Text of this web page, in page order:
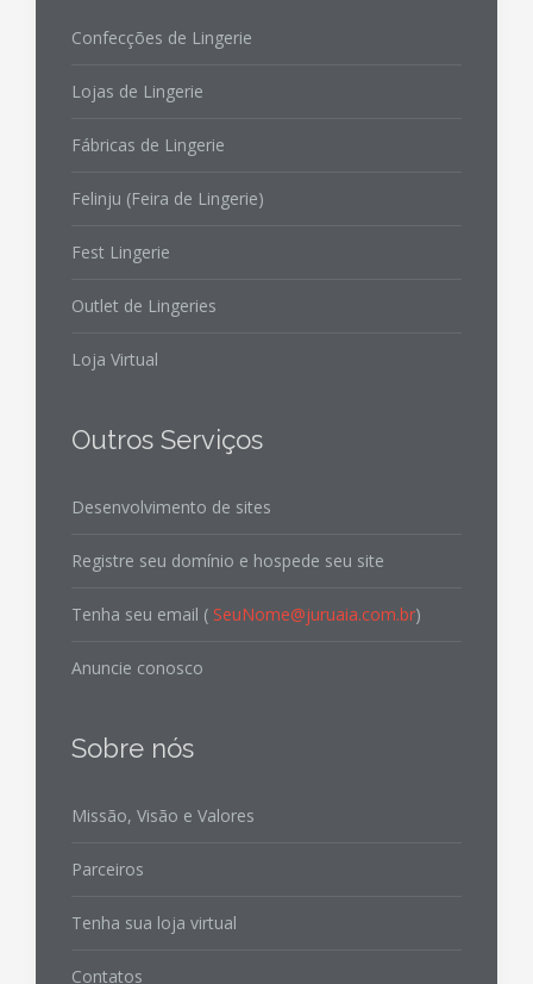
Confecções de Lingerie
Lojas de Lingerie
Fábricas de Lingerie
Felinju (Feira de Lingerie)
Fest Lingerie
Outlet de Lingeries
Loja Virtual
Outros Serviços
Desenvolvimento de sites
Registre seu domínio e hospede seu site
Tenha seu email ( SeuNome@juruaia.com.br)
Anuncie conosco
Sobre nós
Missão, Visão e Valores
Parceiros
Tenha sua loja virtual
Contatos